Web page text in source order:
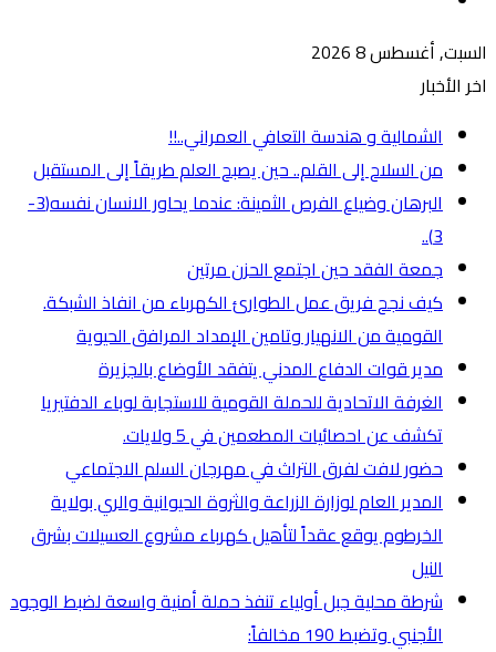
السبت, أغسطس 8 2026
اخر الأخبار
الشمالية و هندسة التعافي العمراني..!!
من السلاح إلى القلم.. حين يصبح العلم طريقاً إلى المستقبل
البرهان وضياع الفرص الثمينة: عندما يحاور الانسان نفسه(3-
3)..
جمعة الفقد حين اجتمع الحزن مرتين
كيف نجح فريق عمل الطوارئ الكهرباء من انفاذ الشبكة.
القومية من الانهيار وتامين الإمداد المرافق الحيوية
مدير قوات الدفاع المدني يتفقد الأوضاع بالجزيرة
الغرفة الاتحادية للحملة القومية للاستجابة لوباء الدفتيريا
تكشف عن احصائيات المطعمين في 5 ولايات.
حضور لافت لفرق التراث في مهرجان السلم الاجتماعي
المدير العام لوزارة الزراعة والثروة الحيوانية والري بولاية
الخرطوم يوقع عقداً لتأهيل كهرباء مشروع العسيلات بشرق
النيل
شرطة محلية جبل أولياء تنفذ حملة أمنية واسعة لضبط الوجود
الأجنبي وتضبط 190 مخالفاً: